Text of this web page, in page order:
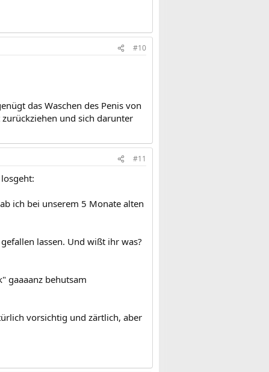
#10
das Waschen des Penis von
und sich darunter
#11
ich bei unserem 5 Monate alten
lassen. Und wißt ihr was?
gaaaanz behutsam
vorsichtig und zärtlich, aber